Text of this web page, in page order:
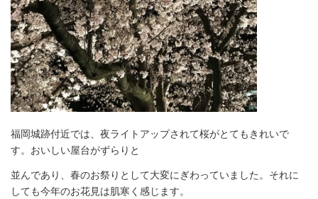
福岡城跡付近では、夜ライトアップされて桜がとてもきれいで
す。おいしい屋台がずらりと
並んであり、春のお祭りとして大変にぎわっていました。それに
しても今年のお花見は肌寒く感じます。